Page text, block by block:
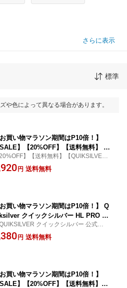
さらに表示
標準
や色によって異なる場合があります。
お買い物マラソン期間はP10倍！】
SALE】【20%OFF】【送料無料】 Q
クイックシルバー ORIGINAL
18 メンズ フィットタイ ボードシ
20%OFF】【送料無料】【QUIKSILVER
ックシルバー 公式通販】
円 送料無料
お買い物マラソン期間はP10倍！】 Q
クイックシルバー HL PRO SU
COMPRESS メンズ ラッシュガード
ムス パンツ
QUIKSILVER クイックシルバー 公式通
円 送料無料
お買い物マラソン期間はP10倍！】
SALE】【20%OFF】【送料無料】Qu